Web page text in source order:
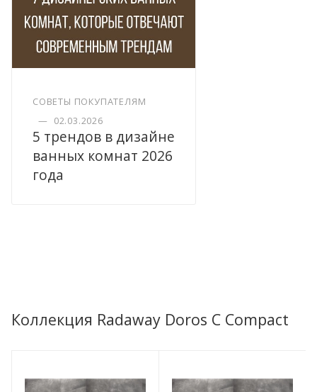
СОВЕТЫ ПОКУПАТЕЛЯМ
— 02.03.2026
5 трендов в дизайне
ванных комнат 2026
года
Коллекция Radaway Doros C Compact